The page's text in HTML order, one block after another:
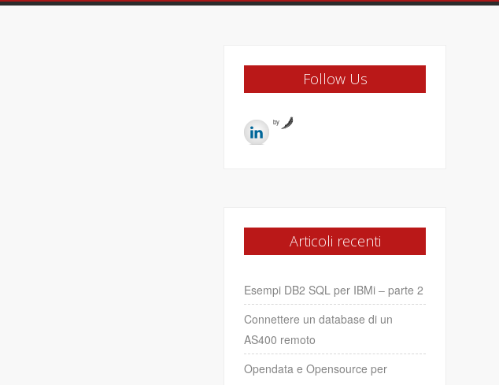
Follow Us
by
Articoli recenti
Esempi DB2 SQL per IBMi – parte 2
Connettere un database di un
AS400 remoto
Opendata e Opensource per